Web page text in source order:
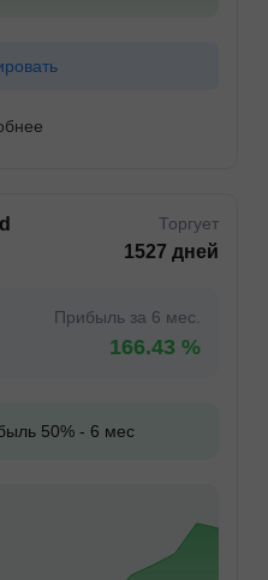
Торгует
1527 дней
Прибыль за 6 мес.
166.43 %
50% - 6 мес